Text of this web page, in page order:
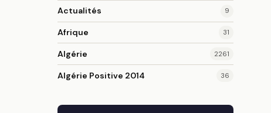
Actualités 9
Afrique 31
Algérie 2261
Algérie Positive 2014 36